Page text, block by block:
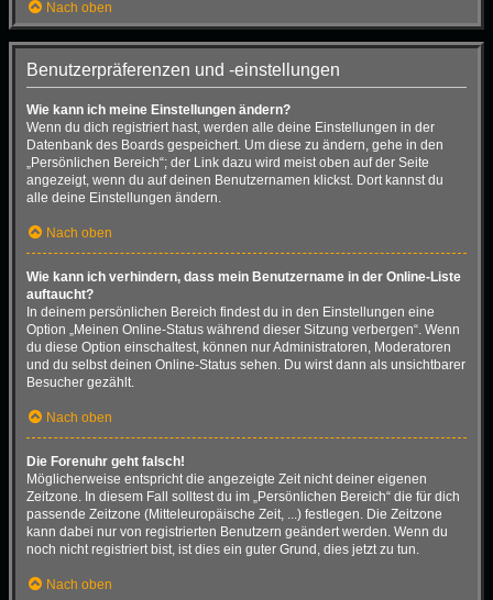
Nach oben
Benutzerpräferenzen und -einstellungen
Wie kann ich meine Einstellungen ändern?
Wenn du dich registriert hast, werden alle deine Einstellungen in der
Datenbank des Boards gespeichert. Um diese zu ändern, gehe in den
„Persönlichen Bereich“; der Link dazu wird meist oben auf der Seite
angezeigt, wenn du auf deinen Benutzernamen klickst. Dort kannst du
alle deine Einstellungen ändern.
Nach oben
Wie kann ich verhindern, dass mein Benutzername in der Online-Liste
auftaucht?
In deinem persönlichen Bereich findest du in den Einstellungen eine
Option „Meinen Online-Status während dieser Sitzung verbergen“. Wenn
du diese Option einschaltest, können nur Administratoren, Moderatoren
und du selbst deinen Online-Status sehen. Du wirst dann als unsichtbarer
Besucher gezählt.
Nach oben
Die Forenuhr geht falsch!
Möglicherweise entspricht die angezeigte Zeit nicht deiner eigenen
Zeitzone. In diesem Fall solltest du im „Persönlichen Bereich“ die für dich
passende Zeitzone (Mitteleuropäische Zeit, ...) festlegen. Die Zeitzone
kann dabei nur von registrierten Benutzern geändert werden. Wenn du
noch nicht registriert bist, ist dies ein guter Grund, dies jetzt zu tun.
Nach oben